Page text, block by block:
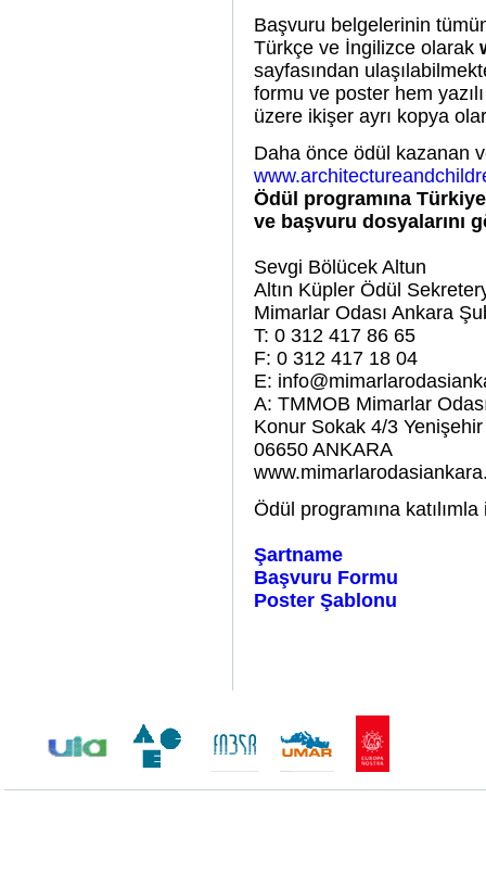
Başvuru belgelerinin
Türkçe ve İngilizce olarak
sayfasından
formu ve poster hem
üzere ikişer ayrı kopya
Daha önce ödül kazanan
Ödül programına
ve başvuru dosyalarını
Sevgi Bölücek Altun
Altın Küpler Ödül
Mimarlar Odası Ankara
T: 0 312 417 86 65
F: 0 312 417 18 04
E:
A: TMMOB Mimarlar
Konur Sokak 4/3 Yenişehir
06650 ANKARA
Ödül programına
Şartname
Başvuru Formu
Poster Şablonu